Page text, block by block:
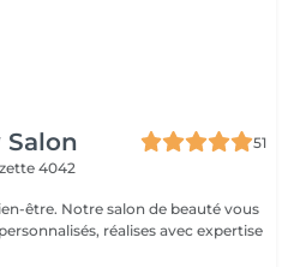
Salon
51
4042
être. Notre salon de beauté vous
réalises avec expertise